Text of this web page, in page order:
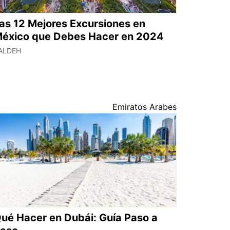
12 Mejores Excursiones en
que Debes Hacer en 2024
Emiratos Arabes
Hacer en Dubái: Guía Paso a